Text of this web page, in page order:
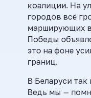
коалиции. На
городов всё
марширующих
Победы
это на фоне
границ.
В Беларуси так
Ведь мы —